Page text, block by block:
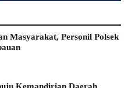
Masyarakat, Personil Polsek